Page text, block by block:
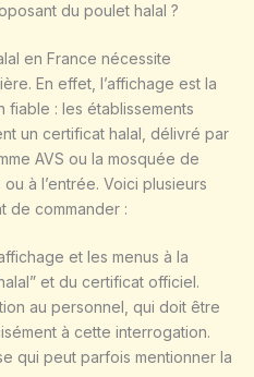
du poulet halal ?
en France nécessite
En effet, l’affichage est la
fiable : les établissements
un certificat halal, délivré par
AVS ou la mosquée de
à l’entrée. Voici plusieurs
de commander :
et les menus à la
et du certificat officiel.
au personnel, qui doit être
à cette interrogation.
qui peut parfois mentionner la